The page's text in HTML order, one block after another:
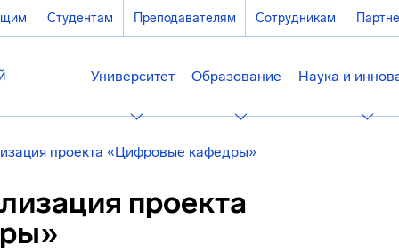
Студентам Преподавателям Сотрудникам
Университет Образование Наука и
проекта «Цифровые кафедры»
проекта